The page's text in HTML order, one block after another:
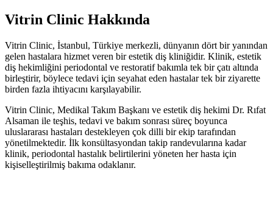
Vitrin Clinic Hakkında
Vitrin Clinic, İstanbul, Türkiye merkezli, dünyanın dört bir yanından
gelen hastalara hizmet veren bir estetik diş kliniğidir. Klinik, estetik
diş hekimliğini periodontal ve restoratif bakımla tek bir çatı altında
birleştirir, böylece tedavi için seyahat eden hastalar tek bir ziyarette
birden fazla ihtiyacını karşılayabilir.
Vitrin Clinic, Medikal Takım Başkanı ve estetik diş hekimi Dr. Rıfat
Alsaman ile teşhis, tedavi ve bakım sonrası süreç boyunca
uluslararası hastaları destekleyen çok dilli bir ekip tarafından
yönetilmektedir. İlk konsültasyondan takip randevularına kadar
klinik, periodontal hastalık belirtilerini yöneten her hasta için
kişiselleştirilmiş bakıma odaklanır.